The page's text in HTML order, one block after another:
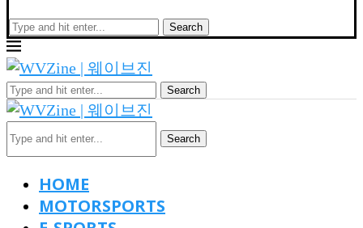
Search
Search
Search
HOME
MOTORSPORTS